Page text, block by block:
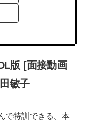
版 [面接動画
敏子
で特訓できる、本